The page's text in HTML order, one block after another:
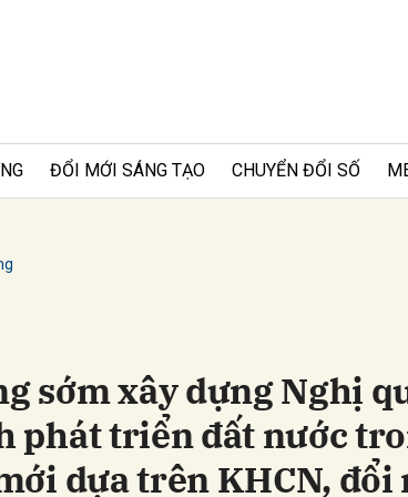
ĐỔI MỚI SÁNG TẠO CHUYỂN ĐỔI SỐ
sớm xây dựng Nghị
phát triển đất nước
dựa trên KHCN, đổi